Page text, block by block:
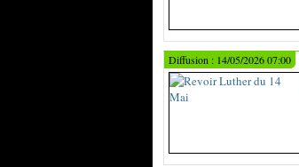
Diffusion : 14/05/2026 07:00